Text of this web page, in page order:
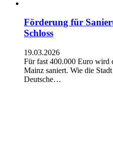
Förderung für
Schloss
19.03.2026
Für fast 400.000 Euro wird
Mainz saniert. Wie die
Deutsche…